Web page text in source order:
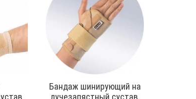
Бандаж шинирующий на